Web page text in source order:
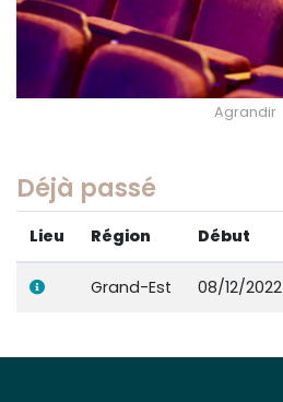
Agrandir
Déjà passé
Lieu Région Début
Grand-Est 08/12/2022